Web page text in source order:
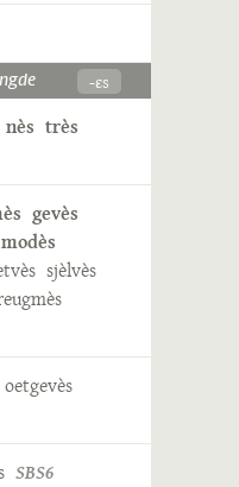
-ɛs
nès très
gevès
modès
sjèlvès
oetgevès
SBS6